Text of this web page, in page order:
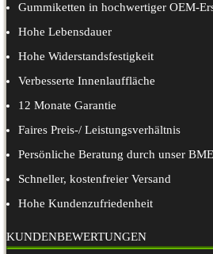
Gummiketten in hochwertiger OEM-
Hohe Lebensdauer
Hohe Widerstandsfestigkeit
Verbesserte Innenlauffläche
12 Monate Garantie
Faires Preis-/ Leistungsverhältnis
Persönliche Beratung durch unser
Schneller, kostenfreier Versand
Hohe Kundenzufriedenheit
KUNDENBEWERTUNGEN